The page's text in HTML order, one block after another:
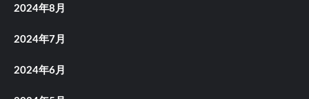
2024年8月
2024年7月
2024年6月